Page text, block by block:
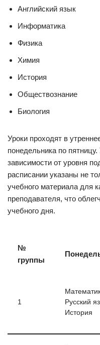
Английский язык
Информатика
Физика
Химия
История
Обществознание
Биология
Уроки проходят в
понедельника по
зависимости от уровня
расписании указаны не
учебного материала для
преподавателя, что
учебного дня.
№
группы
1
Русский
История